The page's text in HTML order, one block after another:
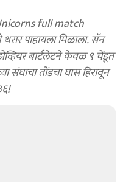
full match
पाहायला मिळाला. सॅन
बार्टलेटने केवळ ९ चेंडूत
संघाचा तोंडचा घास हिरावून